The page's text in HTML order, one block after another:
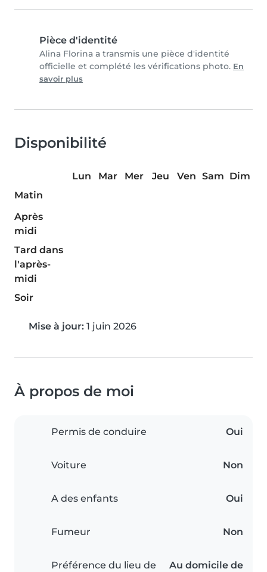
Pièce d'identité
Alina Florina a transmis une pièce d'identité
officielle et complété les vérifications photo. En
savoir plus
Disponibilité
Lun Mar Mer Jeu Ven Sam Dim
Matin
Après
midi
Tard dans
l'après-
midi
Soir
Mise à jour: 1 juin 2026
À propos de moi
Permis de conduire Oui
Voiture Non
A des enfants Oui
Fumeur Non
Préférence du lieu de
Au domicile de